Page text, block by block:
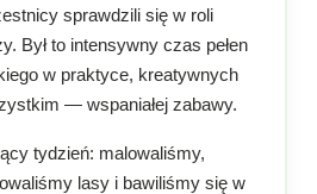
sprawdzili się w roli
Był to intensywny czas pełen
w praktyce, kreatywnych
— wspaniałej zabawy.
tydzień: malowaliśmy,
lasy i bawiliśmy się w